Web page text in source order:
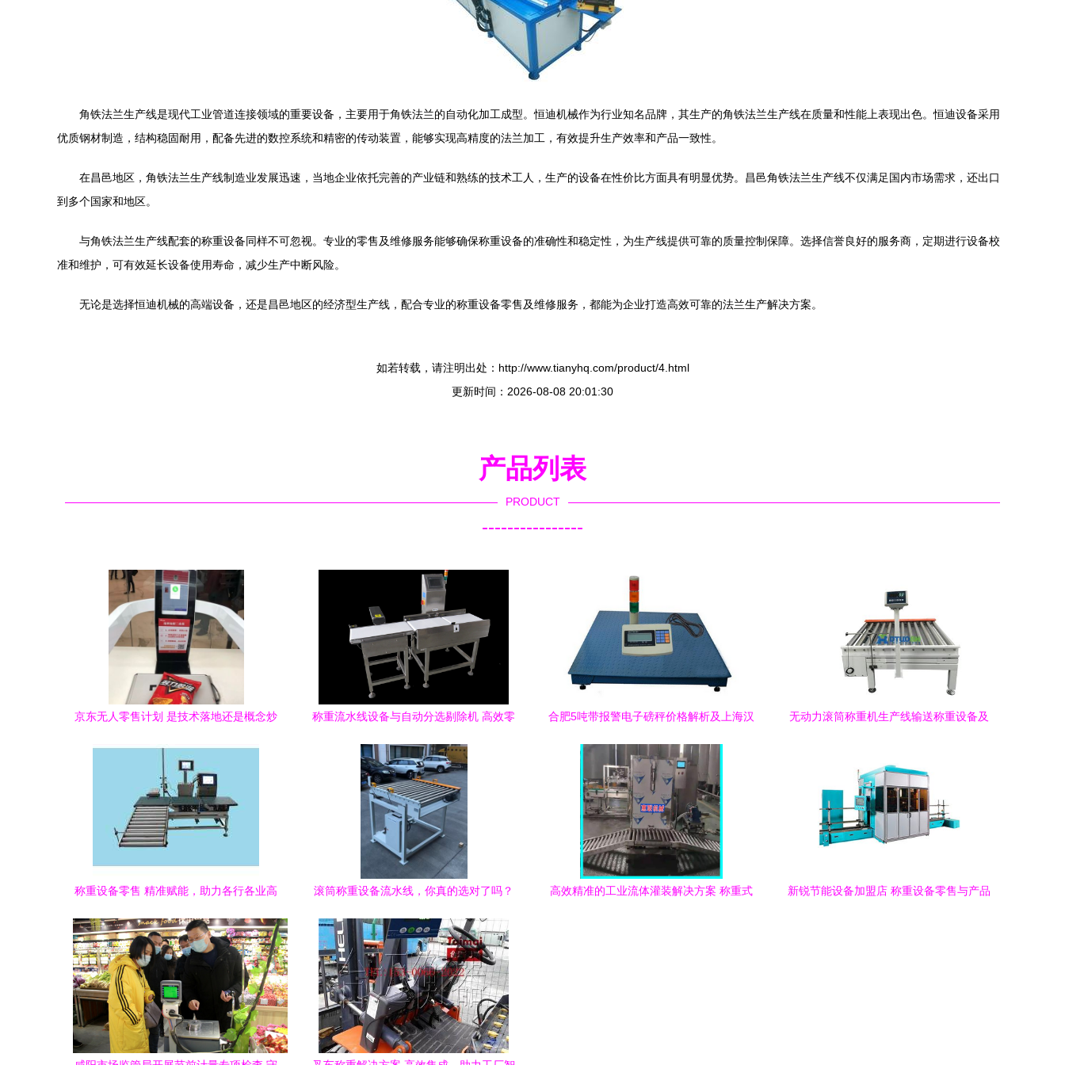
角铁法兰生产线是现代工业管道连接领域的重要设备，主要用于角铁法兰的自动化加工成型。恒迪机械作为行业知名品牌，其生产的角铁法兰生产线在质量和性能上表现出色。恒迪设备采用
优质钢材制造，结构稳固耐用，配备先进的数控系统和精密的传动装置，能够实现高精度的法兰加工，有效提升生产效率和产品一致性。
在昌邑地区，角铁法兰生产线制造业发展迅速，当地企业依托完善的产业链和熟练的技术工人，生产的设备在性价比方面具有明显优势。昌邑角铁法兰生产线不仅满足国内市场需求，还出口
到多个国家和地区。
与角铁法兰生产线配套的称重设备同样不可忽视。专业的零售及维修服务能够确保称重设备的准确性和稳定性，为生产线提供可靠的质量控制保障。选择信誉良好的服务商，定期进行设备校
准和维护，可有效延长设备使用寿命，减少生产中断风险。
无论是选择恒迪机械的高端设备，还是昌邑地区的经济型生产线，配合专业的称重设备零售及维修服务，都能为企业打造高效可靠的法兰生产解决方案。
如若转载，请注明出处：http://www.tianyhq.com/product/4.html
更新时间：2026-08-08 20:01:30
产品列表
PRODUCT
----------------
京东无人零售计划 是技术落地还是概念炒
称重流水线设备与自动分选剔除机 高效零
合肥5吨带报警电子磅秤价格解析及上海汉
无动力滚筒称重机生产线输送称重设备及
称重设备零售 精准赋能，助力各行各业高
滚筒称重设备流水线，你真的选对了吗？
高效精准的工业流体灌装解决方案 称重式
新锐节能设备加盟店 称重设备零售与产品